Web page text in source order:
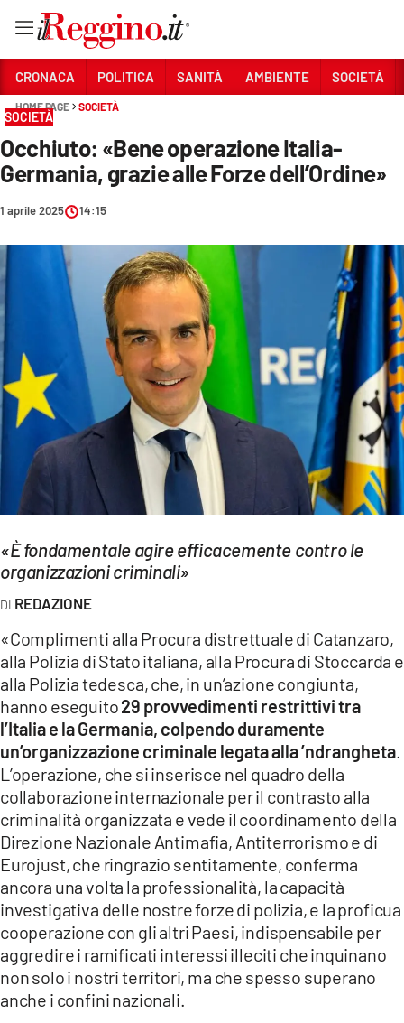
Sezioni
CRONACA
AMBIENTE
SOCIETÀ
CULTURA
ECONOMIA E LAVORO
EVENTI
SPORT
Streaming
LAC TV
LAC NETWORK
LaC
Network
LACPLAY.IT
LACTV.IT
LACONAIR.IT
LACITYMAG.IT
ILREGGINO.IT
COSENZACHANNEL.IT
ILVIBONESE.IT
CATANZAROCHANNEL.IT
CRONACA POLITICA SANITÀ AMBIENTE SOCIETÀ
HOME PAGE SOCIETÀ
SOCIETÀ
Occhiuto: «Bene operazione Italia-
Germania, grazie alle Forze dell’Ordine»
1 aprile 2025 14:15
«È fondamentale agire efficacemente contro le
organizzazioni criminali»
REDAZIONE
«Complimenti alla Procura distrettuale di Catanzaro,
alla Polizia di Stato italiana, alla Procura di Stoccarda e
alla Polizia tedesca, che, in un’azione congiunta,
hanno eseguito29 provvedimenti restrittivi tra
l’Italia e la Germania, colpendo duramente
un’organizzazione criminale legata alla ’ndrangheta
L’operazione, che si inserisce nel quadro della
collaborazione internazionale per il contrasto alla
criminalità organizzata e vede il coordinamento della
Direzione Nazionale Antimafia, Antiterrorismo e di
Eurojust, che ringrazio sentitamente, conferma
ancora una volta la professionalità, la capacità
investigativa delle nostre forze di polizia, e la proficua
cooperazione con gli altri Paesi, indispensabile per
aggredire i ramificati interessi illeciti che inquinano
non solo i nostri territori, ma che spesso superano
anche i confini nazionali.